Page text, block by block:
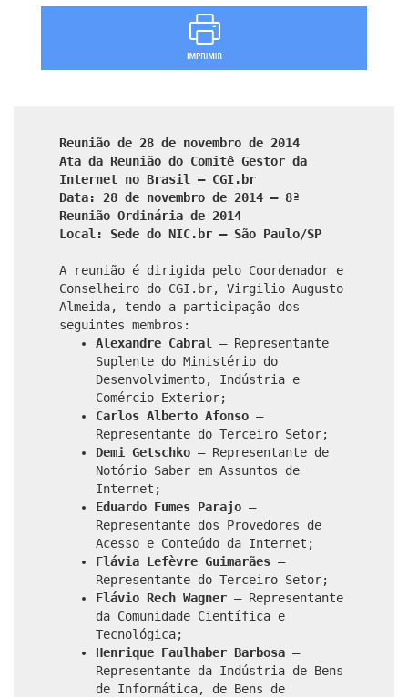
Reunião de 28 de novembro de 2014
Ata da Reunião do Comitê Gestor da
Internet no Brasil – CGI.br
Data: 28 de novembro de 2014 – 8ª
Reunião Ordinária de 2014
Local: Sede do NIC.br – São Paulo/SP
A reunião é dirigida pelo Coordenador e
Conselheiro do CGI.br, Virgilio Augusto
Almeida, tendo a participação dos
seguintes membros:
Alexandre Cabral
– Representante
Suplente do Ministério do
Desenvolvimento, Indústria e
Comércio Exterior;
Carlos Alberto Afonso –
Representante do Terceiro Setor;
Demi Getschko – Representante de
Notório Saber em Assuntos de
Internet;
Eduardo Fumes Parajo –
Representante dos Provedores de
Acesso e Conteúdo da Internet;
Flávia Lefèvre Guimarães –
Representante do Terceiro Setor;
Flávio Rech Wagner – Representante
da Comunidade Científica e
Tecnológica;
Henrique Faulhaber Barbosa –
Representante da Indústria de Bens
de Informática, de Bens de